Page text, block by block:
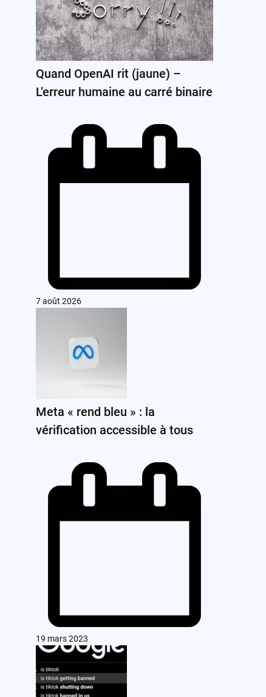
Quand OpenAI rit (jaune) –
L’erreur humaine au carré binaire
7 août 2026
Meta « rend bleu » : la
vérification accessible à tous
19 mars 2023